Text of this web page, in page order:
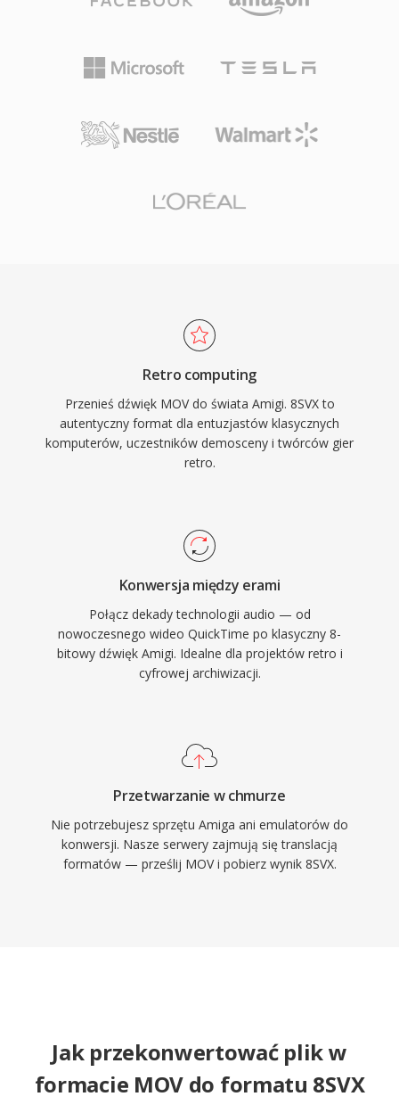
Retro computing
Przenieś dźwięk MOV do świata Amigi. 8SVX to
autentyczny format dla entuzjastów klasycznych
komputerów, uczestników demosceny i twórców gier
retro.
Konwersja między erami
Połącz dekady technologii audio — od
nowoczesnego wideo QuickTime po klasyczny 8-
bitowy dźwięk Amigi. Idealne dla projektów retro i
cyfrowej archiwizacji.
Przetwarzanie w chmurze
Nie potrzebujesz sprzętu Amiga ani emulatorów do
konwersji. Nasze serwery zajmują się translacją
formatów — prześlij MOV i pobierz wynik 8SVX.
Jak przekonwertować plik w
formacie MOV do formatu 8SVX